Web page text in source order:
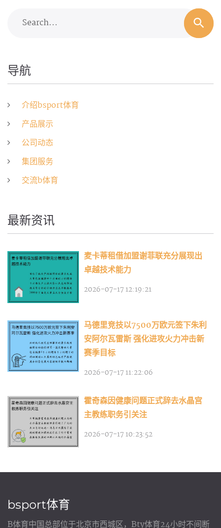
Search...
导航
介绍bsport体育
产品展示
公司动态
集团服务
交流b体育
最新资讯
麦卡蒂租借加盟谢菲联充分展现出
卓越技术能力
2026-07-17 12:19:21
马德里竞技以7500万欧元签下朱利
安阿尔瓦雷斯 强化进攻火力冲击新
赛季目标
2026-07-17 11:22:06
霍奇森因健康问题正式辞去水晶宫
主教练职务引关注
2026-07-17 10:23:52
bsport体育
B体育中国总部位于北京市西城区，Bty体育24小时不间断